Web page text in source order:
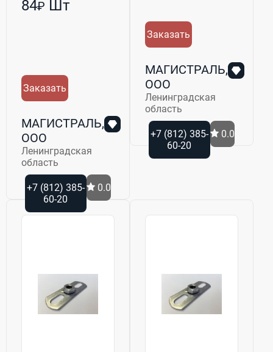
84₽ Шт
Заказать
МАГИСТРАЛЬ,
ООО
Ленинградская
область
+7 (812) 385-
60-20
0.0
Заказать
МАГИСТРАЛЬ,
ООО
Ленинградская
область
+7 (812) 385-
60-20
0.0